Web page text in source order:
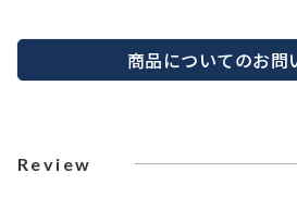
商品についてのお問
Review